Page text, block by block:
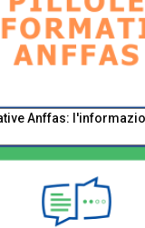
Anffas: